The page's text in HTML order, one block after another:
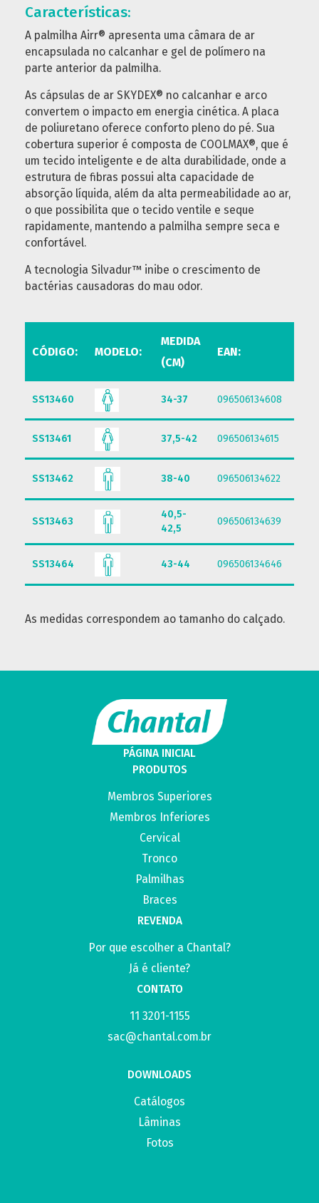
Características:
A palmilha Airr® apresenta uma câmara de ar
encapsulada no calcanhar e gel de polímero na
parte anterior da palmilha.
As cápsulas de ar SKYDEX® no calcanhar e arco
convertem o impacto em energia cinética. A placa
de poliuretano oferece conforto pleno do pé. Sua
cobertura superior é composta de COOLMAX®, que é
um tecido inteligente e de alta durabilidade, onde a
estrutura de fibras possui alta capacidade de
absorção líquida, além da alta permeabilidade ao ar,
o que possibilita que o tecido ventile e seque
rapidamente, mantendo a palmilha sempre seca e
confortável.
A tecnologia Silvadur™ inibe o crescimento de
bactérias causadoras do mau odor.
CÓDIGO: MODELO:
MEDIDA
(CM)
EAN:
SS13460 34-37 096506134608
SS13461 37,5-42 096506134615
SS13462 38-40 096506134622
SS13463
40,5-
42,5
096506134639
SS13464 43-44 096506134646
As medidas correspondem ao tamanho do calçado.
PÁGINA INICIAL
PRODUTOS
Membros Superiores
Membros Inferiores
Cervical
Tronco
Palmilhas
Braces
REVENDA
Por que escolher a Chantal?
Já é cliente?
CONTATO
11 3201-1155
sac@chantal.com.br
DOWNLOADS
Catálogos
Lâminas
Fotos